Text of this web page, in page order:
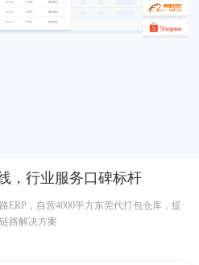
，行业服务口碑标杆
ERP，自营4000平方东莞代打包仓库，提
路解决方案